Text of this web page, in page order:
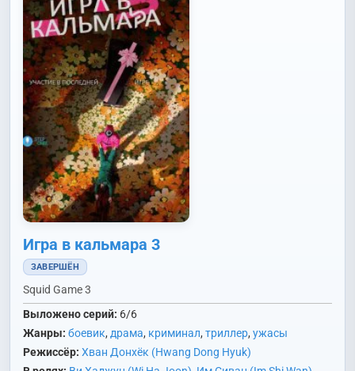
Игра в кальмара 3
ЗАВЕРШЁН
Squid Game 3
Выложено серий: 6/6
Жанры: боевик, драма, криминал, триллер, ужасы
Режиссёр: Хван Донхёк (Hwang Dong Hyuk)